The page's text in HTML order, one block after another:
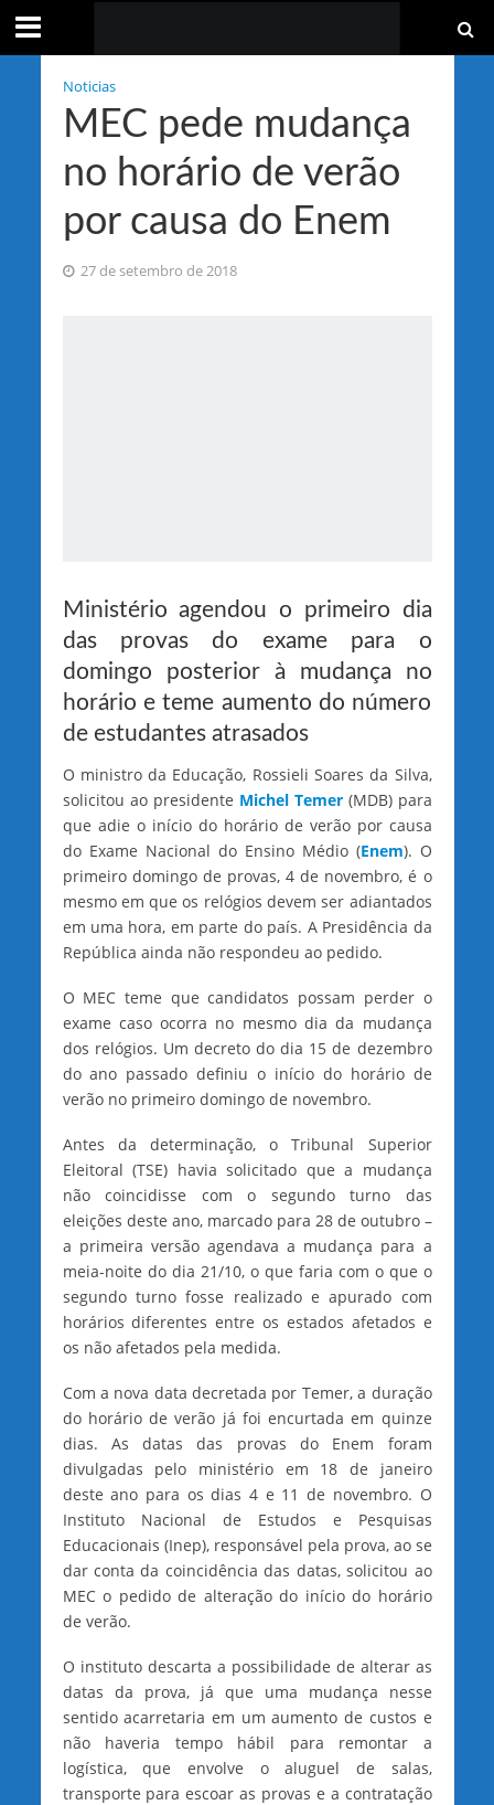
Noticias
MEC pede mudança
no horário de verão
por causa do Enem
27 de setembro de 2018
Ministério agendou o primeiro dia
das provas do exame para o
domingo posterior à mudança no
horário e teme aumento do número
de estudantes atrasados
O ministro da Educação, Rossieli Soares da Silva,
solicitou ao presidente Michel Temer(MDB) para
que adie o início do horário de verão por causa
do Exame Nacional do Ensino Médio (Enem). O
primeiro domingo de provas, 4 de novembro, é o
mesmo em que os relógios devem ser adiantados
em uma hora, em parte do país. A Presidência da
República ainda não respondeu ao pedido.
O MEC teme que candidatos possam perder o
exame caso ocorra no mesmo dia da mudança
dos relógios. Um decreto do dia 15 de dezembro
do ano passado definiu o início do horário de
verão no primeiro domingo de novembro.
Antes da determinação, o Tribunal Superior
Eleitoral (TSE) havia solicitado que a mudança
não coincidisse com o segundo turno das
eleições deste ano, marcado para 28 de outubro –
a primeira versão agendava a mudança para a
meia-noite do dia 21/10, o que faria com o que o
segundo turno fosse realizado e apurado com
horários diferentes entre os estados afetados e
os não afetados pela medida.
Com a nova data decretada por Temer, a duração
do horário de verão já foi encurtada em quinze
dias. As datas das provas do Enem foram
divulgadas pelo ministério em 18 de janeiro
deste ano para os dias 4 e 11 de novembro. O
Instituto Nacional de Estudos e Pesquisas
Educacionais (Inep), responsável pela prova, ao se
dar conta da coincidência das datas, solicitou ao
MEC o pedido de alteração do início do horário
de verão.
O instituto descarta a possibilidade de alterar as
datas da prova, já que uma mudança nesse
sentido acarretaria em um aumento de custos e
não haveria tempo hábil para remontar a
logística, que envolve o aluguel de salas,
transporte para escoar as provas e a contratação